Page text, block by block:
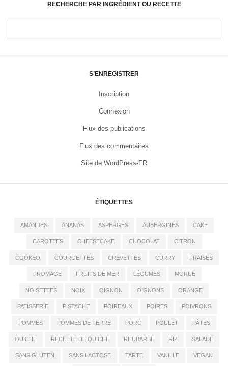
RECHERCHE PAR INGRÉDIENT OU RECETTE
S’ENREGISTRER
Inscription
Connexion
Flux des publications
Flux des commentaires
Site de WordPress-FR
ÉTIQUETTES
AMANDES ANANAS ASPERGES AUBERGINES CAKE
CAROTTES CHEESECAKE CHOCOLAT CITRON
COOKEO COURGETTES CREVETTES CURRY FRAISES
FROMAGE FRUITS DE MER LÉGUMES MORUE
NOISETTES NOIX OIGNON OIGNONS ORANGE
PATISSERIE PISTACHE POIREAUX POIRES POIVRONS
POMMES POMMES DE TERRE PORC POULET PÂTES
QUICHE RECETTE DE QUICHE RHUBARBE RIZ SALADE
SANS GLUTEN SANS LACTOSE TARTE VANILLE VEGAN